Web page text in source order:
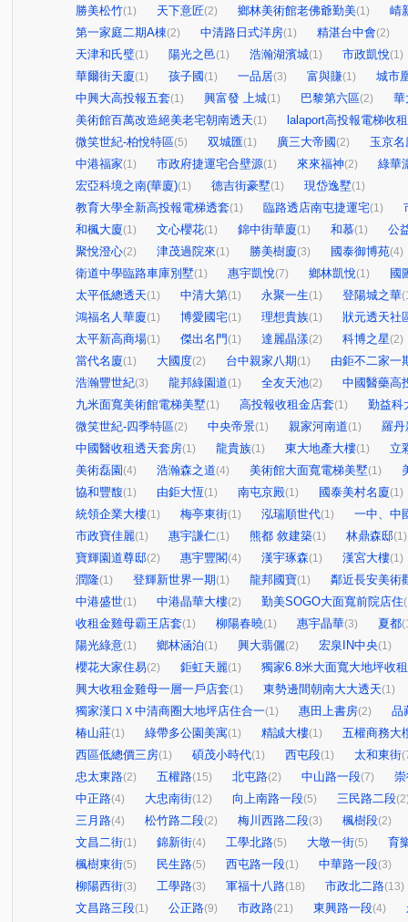
勝美松竹(1) 天下意匠(2) 鄉林美術館老佛爺勤美(1)
崝
第一家庭二期A棟(2) 中清路日式洋房(1) 精湛台中會(2)
天津和氏璧(1) 陽光之邑(1) 浩瀚湖濱城(1) 市政凱悅(1)
華爾街天廈(1) 孩子國 (1) 一品居(3) 富與賺(1)
城市
中興大高投報五套(1) 興富發 上城(1) 巴黎第六區(2)
華
美術館百萬改造絕美老宅朝南透天(1)
lalaport高投報電梯收
微笑世紀-柏悅特區(5) 双城匯(1) 廣三大帝國 (2)
玉京名
中港福家(1) 市政府捷運宅合壁源(1) 來來福神(2)
綠華
宏亞科境之南(華廈)(1) 德吉街豪墅(1) 現岱逸墅(1)
教育大學全新高投報電梯透套(1) 臨路透店南屯捷運宅(1)
和楓大廈(1) 文心櫻花(1) 錦中街華廈(1) 和慕(1)
公
聚悅澄心(2) 津茂過院來(1) 勝美樹廈(3) 國泰御博苑(4)
衛道中學臨路車庫別墅(1) 惠宇凱悅(7) 鄉林凱悅(1)
國
太平低總透天(1) 中清大第(1) 永聚一生(1) 登陽城之華
鴻福名人華廈(1) 博愛國宅(1) 理想貴族(1)
狀元透天社
太平新高商場(1) 傑出名門 (1) 達麗晶漾(2) 科博之星(2)
當代名廈(1) 大國度(2) 台中親家八期(1)
由鉅不二家一
浩瀚豐世紀(3) 龍邦綠園道(1) 全友天池(2)
中國醫藥高
九米面寬美術館電梯美墅(1) 高投報收租金店套(1)
勤益科
微笑世紀-四季特區(2) 中央帝景(1) 親家河南道(1)
羅丹
中國醫收租透天套房(1) 龍貴族(1) 東大地產大樓(1)
立
美術磊園 (4) 浩瀚森之道(4) 美術館大面寬電梯美墅(1)
協和豐馥(1) 由鉅大恆(1) 南屯京殿(1) 國泰美村名廈(1)
統領企業大樓(1) 梅亭東街(1) 泓瑞順世代(1)
一中、中
市政寶佳麗(1) 惠宇謙仁(1) 熊都 敘建築(1) 林鼎森邸(1)
寶輝園道尊邸(2) 惠宇豐閣(4) 漢宇琢森(1) 漢宮大樓(1)
潤隆(1) 登輝新世界一期(1) 龍邦國寶(1)
鄰近長安美術
中港盛世(1) 中港晶華大樓(2) 勤美SOGO大面寬前院店住
收租金雞母霸王店套(1) 柳陽春曉(1) 惠宇晶華(3) 夏都
陽光綠意(1) 鄉林涵泊(1) 興大翡儷(2) 宏泉IN中央(1)
櫻花大家住易(2) 鉅虹天麗(1)
獨家6.8米大面寬大地坪收
興大收租金雞母一層一戶店套(1) 東勢邊間朝南大大透天(1)
獨家漢口Ｘ中清商圈大地坪店住合一(1) 惠田上書房(2)
品
椿山莊(1) 綠帶多公園美寓(1) 精誠大樓(1)
五權商務大
西區低總價三房(1) 碩茂小時代(1) 西屯段(1) 太和東街
忠太東路(2) 五權路(15) 北屯路(2) 中山路一段(7)
中正路(4) 大忠南街(12) 向上南路一段(5) 三民路二段
三月路(4) 松竹路二段(2) 梅川西路二段(3) 楓樹段(2)
文昌二街(1) 錦新街(4) 工學北路(5) 大墩一街(5)
育
楓樹東街(5) 民生路(5) 西屯路一段(1) 中華路一段(3)
柳陽西街(3) 工學路(3) 軍福十八路(18) 市政北二路(13)
文昌路三段(1) 公正路(9) 市政路(21) 東興路一段(4)